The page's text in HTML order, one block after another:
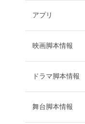
アプリ
映画脚本情報
ドラマ脚本情報
舞台脚本情報